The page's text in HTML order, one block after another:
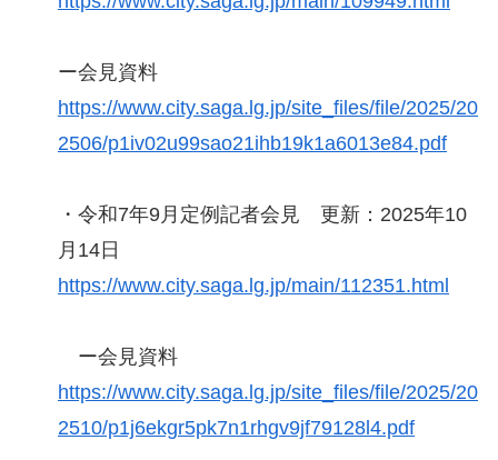
ー会見資料
https://www.city.saga.lg.jp/site_files/file/2025/20
2506/p1iv02u99sao21ihb19k1a6013e84.pdf
・令和7年9月定例記者会見 更新：2025年10
月14日
https://www.city.saga.lg.jp/main/112351.html
ー会見資料
https://www.city.saga.lg.jp/site_files/file/2025/20
2510/p1j6ekgr5pk7n1rhgv9jf79128l4.pdf